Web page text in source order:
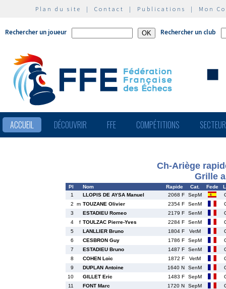
Plan du site | Contact | Publications | Mon
Rechercher un joueur Rechercher un club
ACCUEIL DÉCOUVRIR FFE COMPÉTITIONS
Ch-Ariège
Grille
Pl Nom Rapide Cat. Fede
1
LLOPIS DE AYSA Manuel 2068 F SepM
2
m TOUZANE Olivier 2354 F SenM
3
ESTADIEU Romeo 2179 F SenM
4
f TOULZAC Pierre-Yves 2284 F SenM
5
LANLLIER Bruno 1804 F VetM
6
CESBRON Guy 1786 F SepM
7
ESTADIEU Bruno 1487 F SenM
8
COHEN Loic 1872 F VetM
9
DUPLAN Antoine 1640 N SenM
10
GILLET Eric 1483 F SepM
11
FONT Marc 1720 N SepM